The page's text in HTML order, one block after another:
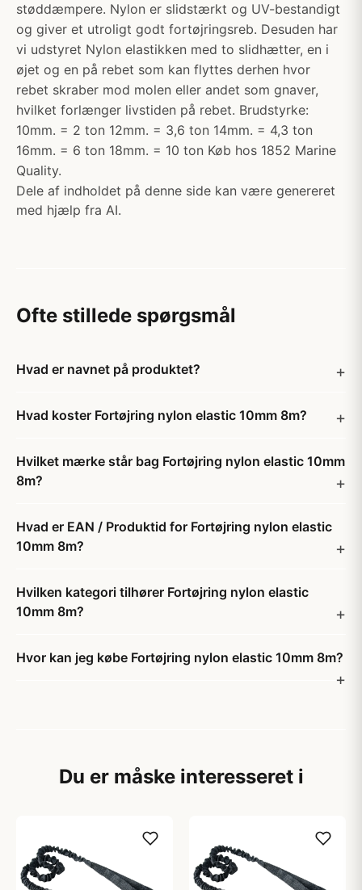
støddæmpere. Nylon er slidstærkt og UV-bestandigt
og giver et utroligt godt fortøjringsreb. Desuden har
vi udstyret Nylon elastikken med to slidhætter, en i
øjet og en på rebet som kan flyttes derhen hvor
rebet skraber mod molen eller andet som gnaver,
hvilket forlænger livstiden på rebet. Brudstyrke:
10mm. = 2 ton 12mm. = 3,6 ton 14mm. = 4,3 ton
16mm. = 6 ton 18mm. = 10 ton Køb hos 1852 Marine
Quality.
Dele af indholdet på denne side kan være genereret
med hjælp fra AI.
Ofte stillede spørgsmål
Hvad er navnet på produktet?
Hvad koster Fortøjring nylon elastic 10mm 8m?
Hvilket mærke står bag Fortøjring nylon elastic 10mm
8m?
Hvad er EAN / Produktid for Fortøjring nylon elastic
10mm 8m?
Hvilken kategori tilhører Fortøjring nylon elastic
10mm 8m?
Hvor kan jeg købe Fortøjring nylon elastic 10mm 8m?
Du er måske interesseret i